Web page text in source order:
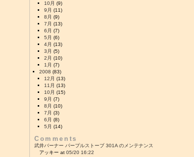
10月 (9)
9月 (11)
8月 (9)
7月 (13)
6月 (7)
5月 (6)
4月 (13)
3月 (5)
2月 (10)
1月 (7)
2008 (83)
12月 (13)
11月 (13)
10月 (15)
9月 (7)
8月 (10)
7月 (3)
6月 (8)
5月 (14)
Comments
武井バーナー パープルストーブ 301A のメンテナンス
アッキー at 05/20 16:22